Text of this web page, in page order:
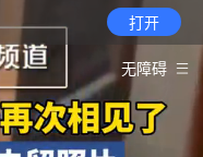
打开
无障碍